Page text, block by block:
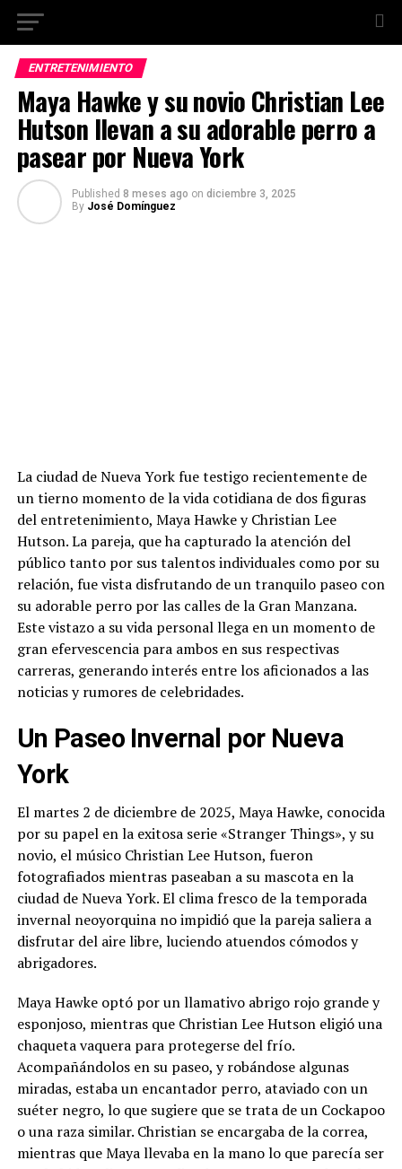
ENTRETENIMIENTO
Maya Hawke y su novio Christian Lee
Hutson llevan a su adorable perro a
pasear por Nueva York
Published 8 meses ago on diciembre 3, 2025
By José Domínguez
La ciudad de Nueva York fue testigo recientemente de
un tierno momento de la vida cotidiana de dos figuras
del entretenimiento, Maya Hawke y Christian Lee
Hutson. La pareja, que ha capturado la atención del
público tanto por sus talentos individuales como por su
relación, fue vista disfrutando de un tranquilo paseo con
su adorable perro por las calles de la Gran Manzana.
Este vistazo a su vida personal llega en un momento de
gran efervescencia para ambos en sus respectivas
carreras, generando interés entre los aficionados a las
noticias y rumores de celebridades.
Un Paseo Invernal por Nueva
York
El martes 2 de diciembre de 2025, Maya Hawke, conocida
por su papel en la exitosa serie «Stranger Things», y su
novio, el músico Christian Lee Hutson, fueron
fotografiados mientras paseaban a su mascota en la
ciudad de Nueva York. El clima fresco de la temporada
invernal neoyorquina no impidió que la pareja saliera a
disfrutar del aire libre, luciendo atuendos cómodos y
abrigadores.
Maya Hawke optó por un llamativo abrigo rojo grande y
esponjoso, mientras que Christian Lee Hutson eligió una
chaqueta vaquera para protegerse del frío.
Acompañándolos en su paseo, y robándose algunas
miradas, estaba un encantador perro, ataviado con un
suéter negro, lo que sugiere que se trata de un Cockapoo
o una raza similar. Christian se encargaba de la correa,
mientras que Maya llevaba en la mano lo que parecía ser